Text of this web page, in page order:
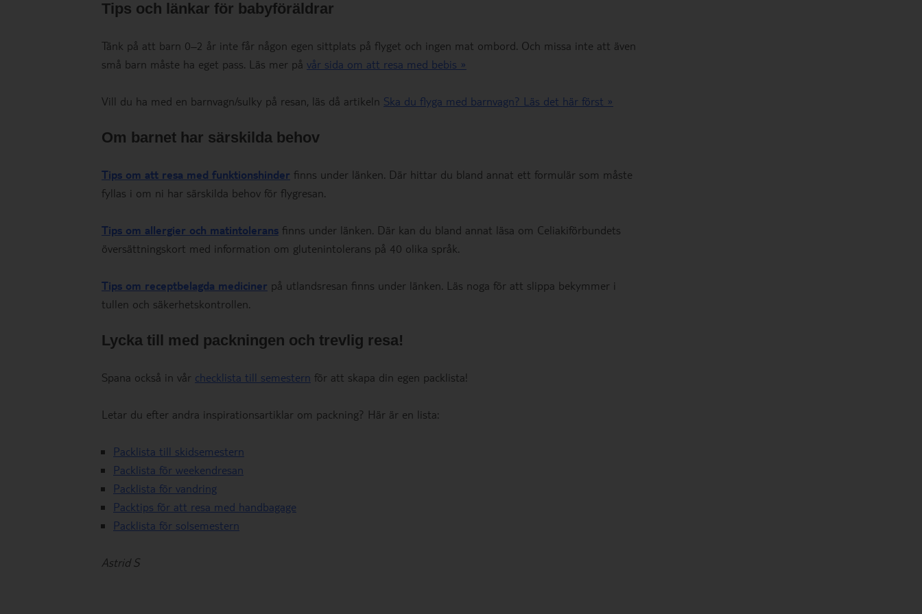
Tips och länkar för babyföräldrar
Tänk på att barn 0–2 år inte får någon egen sittplats på flyget och ingen mat ombord. Och missa inte att även
små barn måste ha eget pass. Läs mer på vår sida om att resa med bebis »
Vill du ha med en barnvagn/sulky på resan, läs då artikeln Ska du flyga med barnvagn? Läs det här först »
Om barnet har särskilda behov
Tips om att resa med funktionshinder finns under länken. Där hittar du bland annat ett formulär som måste
fyllas i om ni har särskilda behov för flygresan.
Tips om allergier och matintolerans finns under länken. Där kan du bland annat läsa om Celiakiförbundets
översättningskort med information om glutenintolerans på 40 olika språk.
Tips om receptbelagda mediciner på utlandsresan finns under länken. Läs noga för att slippa bekymmer i
tullen och säkerhetskontrollen.
Lycka till med packningen och trevlig resa!
Spana också in vår checklista till semestern för att skapa din egen packlista!
Letar du efter andra inspirationsartiklar om packning? Här är en lista:
Packlista till skidsemestern
Packlista för weekendresan
Packlista för vandring
Packtips för att resa med handbagage
Packlista för solsemestern
Astrid S